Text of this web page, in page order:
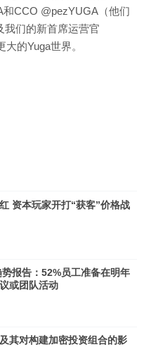
CCO @pezYUGA（他们
我们的新首席运营官
的Yuga世界。
资本玩家开打“获客”价格战
报告：52%员工准备在明年
或团队活动
其对构建加密投资组合的影